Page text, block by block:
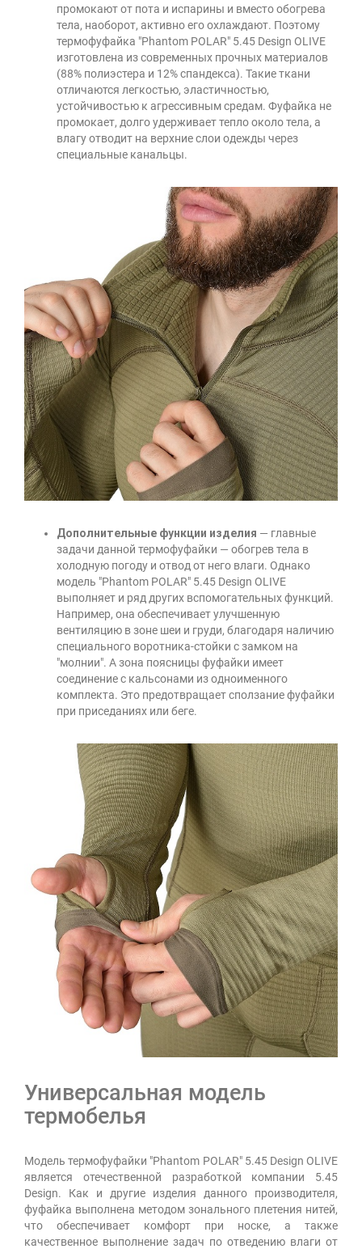
промокают от пота и испарины и вместо обогрева
тела, наоборот, активно его охлаждают. Поэтому
термофуфайка "Phantom POLAR" 5.45 Design OLIVE
изготовлена из современных прочных материалов
(88% полиэстера и 12% спандекса). Такие ткани
отличаются легкостью, эластичностью,
устойчивостью к агрессивным средам. Фуфайка не
промокает, долго удерживает тепло около тела, а
влагу отводит на верхние слои одежды через
специальные канальцы.
Дополнительные функции изделия — главные
задачи данной термофуфайки — обогрев тела в
холодную погоду и отвод от него влаги. Однако
модель "Phantom POLAR" 5.45 Design OLIVE
выполняет и ряд других вспомогательных функций.
Например, она обеспечивает улучшенную
вентиляцию в зоне шеи и груди, благодаря наличию
специального воротника-стойки с замком на
"молнии". А зона поясницы фуфайки имеет
соединение с кальсонами из одноименного
комплекта. Это предотвращает сползание фуфайки
при приседаниях или беге.
Универсальная модель
термобелья
Модель термофуфайки "Phantom POLAR" 5.45 Design OLIVE
является отечественной разработкой компании 5.45
Design. Как и другие изделия данного производителя,
фуфайка выполнена методом зонального плетения нитей,
что обеспечивает комфорт при носке, а также
качественное выполнение задач по отведению влаги от